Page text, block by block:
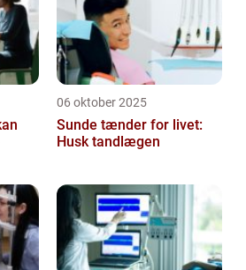
06 oktober 2025
Sunde tænder for livet:
Husk tandlægen